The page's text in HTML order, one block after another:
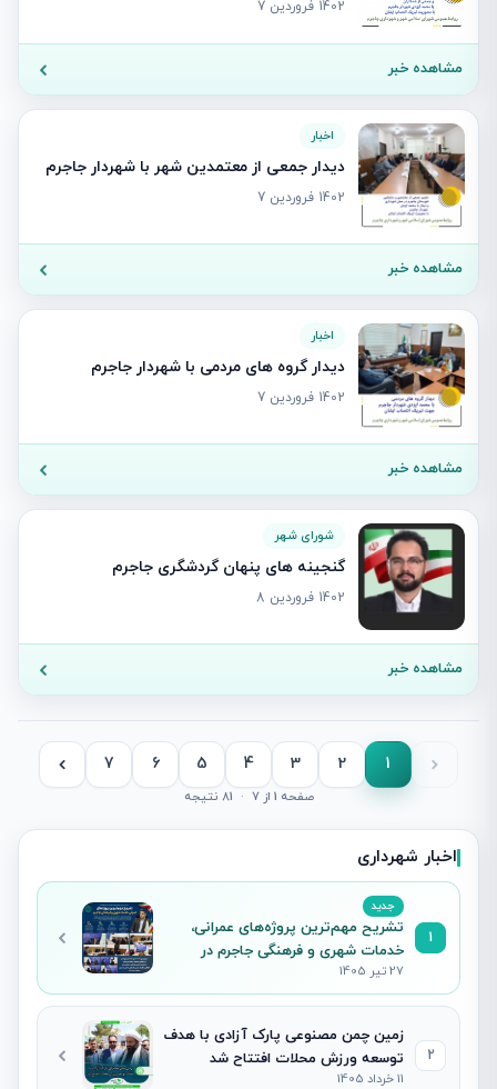
1402 فروردین 7
مشاهده خبر
اخبار
دیدار جمعی از معتمدین شهر با شهردار جاجرم
1402 فروردین 7
مشاهده خبر
اخبار
دیدار گروه های مردمی با شهردار جاجرم
1402 فروردین 7
مشاهده خبر
شورای شهر
گنجینه های پنهان گردشگری جاجرم
1402 فروردین 8
مشاهده خبر
1
2
3
4
5
6
7
صفحه 1 از 7 ·
اخبار شهرداری
1
جدید
تشریح مهم‌ترین پروژه‌های عمرانی،
خدمات شهری و فرهنگی جاجرم در
نشست خبری شهردار
27 تیر 1405
2
زمین چمن مصنوعی پارک آزادی با هدف
توسعه ورزش محلات افتتاح شد
11 خرداد 1405